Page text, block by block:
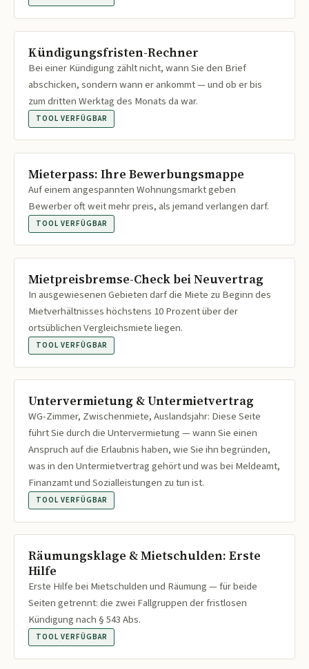
Kündigungsfristen-Rechner
Bei einer Kündigung zählt nicht, wann Sie den Brief
abschicken, sondern wann er ankommt — und ob er bis
zum dritten Werktag des Monats da war.
TOOL VERFÜGBAR
Mieterpass: Ihre Bewerbungsmappe
Auf einem angespannten Wohnungsmarkt geben
Bewerber oft weit mehr preis, als jemand verlangen darf.
TOOL VERFÜGBAR
Mietpreisbremse-Check bei Neuvertrag
In ausgewiesenen Gebieten darf die Miete zu Beginn des
Mietverhältnisses höchstens 10 Prozent über der
ortsüblichen Vergleichsmiete liegen.
TOOL VERFÜGBAR
Untervermietung & Untermietvertrag
WG-Zimmer, Zwischenmiete, Auslandsjahr: Diese Seite
führt Sie durch die Untervermietung — wann Sie einen
Anspruch auf die Erlaubnis haben, wie Sie ihn begründen,
was in den Untermietvertrag gehört und was bei Meldeamt,
Finanzamt und Sozialleistungen zu tun ist.
TOOL VERFÜGBAR
Räumungsklage & Mietschulden: Erste
Hilfe
Erste Hilfe bei Mietschulden und Räumung — für beide
Seiten getrennt: die zwei Fallgruppen der fristlosen
Kündigung nach § 543 Abs.
TOOL VERFÜGBAR